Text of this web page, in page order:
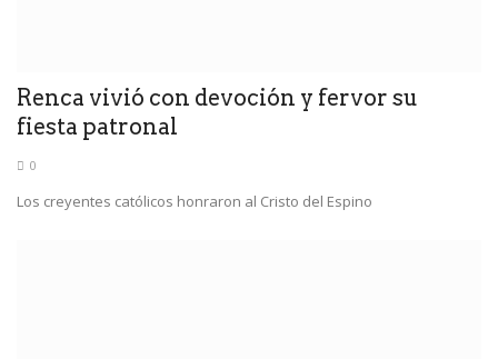
Renca vivió con devoción y fervor su
fiesta patronal
0
Los creyentes católicos honraron al Cristo del Espino